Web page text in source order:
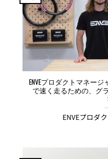
ENVEプロダクトマネー
で速く走るための、グ
ENVEプロダ